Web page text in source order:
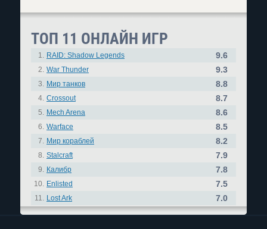
ТОП 11 ОНЛАЙН ИГР
1. RAID: Shadow Legends 9.6
2. War Thunder 9.3
3. Мир танков 8.8
4. Crossout 8.7
5. Mech Arena 8.6
6. Warface 8.5
7. Мир кораблей 8.2
8. Stalcraft 7.9
9. Калибр 7.8
10. Enlisted 7.5
11. Lost Ark 7.0